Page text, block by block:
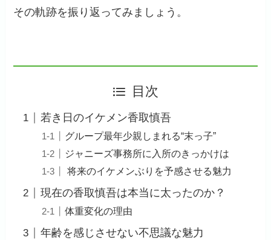
その軌跡を振り返ってみましょう。
目次
若き日のイケメン香取慎吾
グループ最年少親しまれる“末っ子”
ジャニーズ事務所に入所のきっかけは
将来のイケメンぶりを予感させる魅力
現在の香取慎吾は本当に太ったのか？
体重変化の理由
年齢を感じさせない不思議な魅力